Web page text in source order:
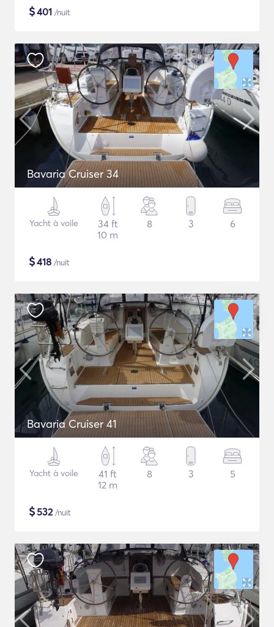
$401 /nuit
Bavaria Cruiser 34
Yacht à voile
34 ft
10 m
8 3 6
$418 /nuit
Bavaria Cruiser 41
Yacht à voile
41 ft
12 m
8 3 5
$532/nuit